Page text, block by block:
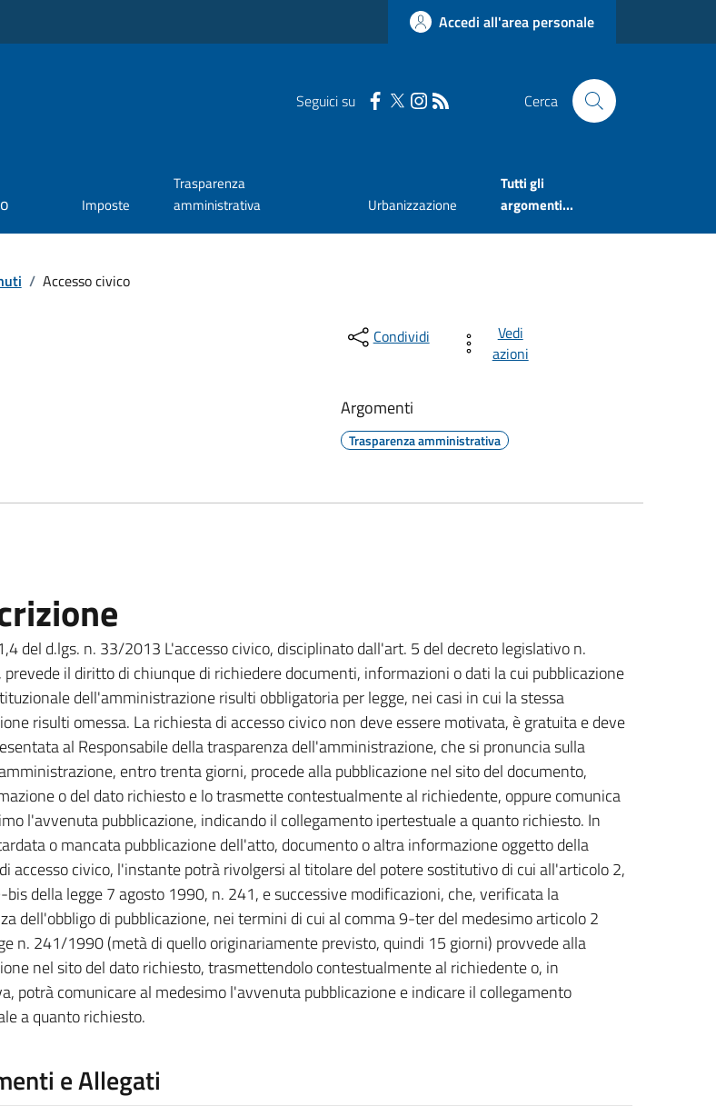
Accedi all'area personale
Seguici su Cerca
Imposte
Trasparenza
amministrativa
Urbanizzazione
Tutti gli
argomenti...
/ Accesso civico
Condividi
Vedi
azioni
Argomenti
Trasparenza amministrativa
del d.lgs. n. 33/2013 L'accesso civico, disciplinato dall'art. 5 del decreto legislativo n.
il diritto di chiunque di richiedere documenti, informazioni o dati la cui pubblicazione
dell'amministrazione risulti obbligatoria per legge, nei casi in cui la stessa
risulti omessa. La richiesta di accesso civico non deve essere motivata, è gratuita e deve
al Responsabile della trasparenza dell'amministrazione, che si pronuncia sulla
entro trenta giorni, procede alla pubblicazione nel sito del documento,
o del dato richiesto e lo trasmette contestualmente al richiedente, oppure comunica
l'avvenuta pubblicazione, indicando il collegamento ipertestuale a quanto richiesto. In
o mancata pubblicazione dell'atto, documento o altra informazione oggetto della
accesso civico, l'instante potrà rivolgersi al titolare del potere sostitutivo di cui all'articolo 2,
della legge 7 agosto 1990, n. 241, e successive modificazioni, che, verificata la
dell'obbligo di pubblicazione, nei termini di cui al comma 9-ter del medesimo articolo 2
n. 241/1990 (metà di quello originariamente previsto, quindi 15 giorni) provvede alla
nel sito del dato richiesto, trasmettendolo contestualmente al richiedente o, in
potrà comunicare al medesimo l'avvenuta pubblicazione e indicare il collegamento
a quanto richiesto.
e Allegati